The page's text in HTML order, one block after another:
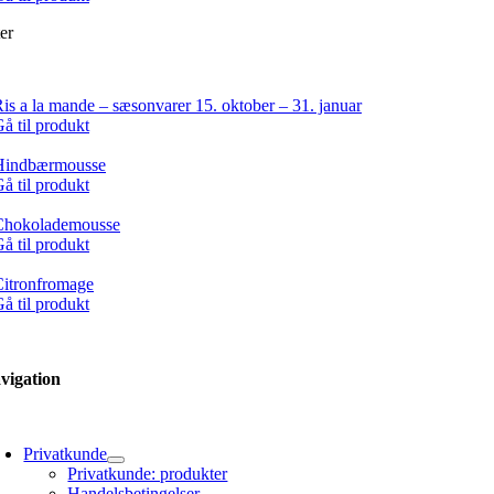
a la mande – sæsonvarer 15. oktober – 31. januar
til produkt
til produkt
til produkt
til produkt
Privatkunde
Privatkunde: produkter